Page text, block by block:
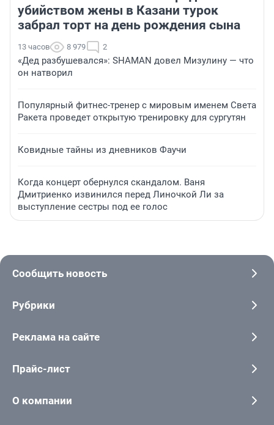
убийством жены в Казани турок
забрал торт на день рождения сына
13 часов 8 979 2
«Дед разбушевался»: SHAMAN довел Мизулину — что
он натворил
Популярный фитнес-тренер с мировым именем Света
Ракета проведет открытую тренировку для сургутян
Ковидные тайны из дневников Фаучи
Когда концерт обернулся скандалом. Ваня
Дмитриенко извинился перед Линочкой Ли за
выступление сестры под ее голос
Сообщить новость
Рубрики
Реклама на сайте
Прайс-лист
О компании